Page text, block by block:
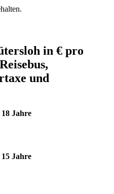
in € pro
und
18 Jahre
15 Jahre